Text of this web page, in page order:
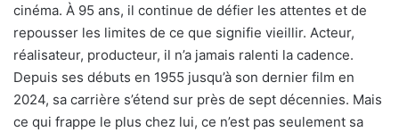
cinéma. À 95 ans, il continue de défier les attentes et de
repousser les limites de ce que signifie vieillir. Acteur,
réalisateur, producteur, il n’a jamais ralenti la cadence.
Depuis ses débuts en 1955 jusqu’à son dernier film en
2024, sa carrière s’étend sur près de sept décennies. Mais
ce qui frappe le plus chez lui, ce n’est pas seulement sa